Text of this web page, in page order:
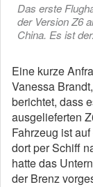
Das erste
der Version Z6
China. Es ist
Eine kurze
Vanessa
berichtet, dass
ausgelieferten
Fahrzeug ist
dort per Schiff
hatte das
der Brenz